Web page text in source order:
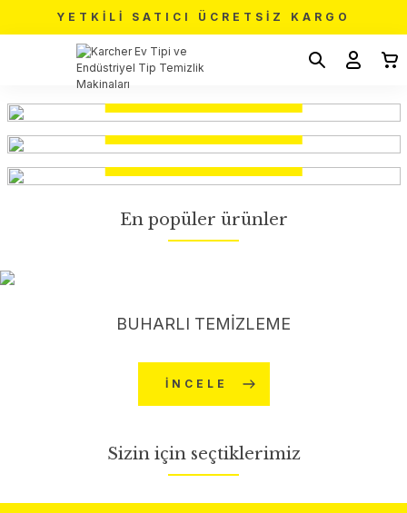
YETKİLİ SATICI ÜCRETSİZ KARGO
ZEMİN
BASINÇLI
YIKAMA
HALI VE
KOLTUK
YIKAMA
En popüler ürünler
KB 5 Şarjlı Dikey Süpürge
BUHARLI TEMİZLEME
İNCELE
Sizin için seçtiklerimiz